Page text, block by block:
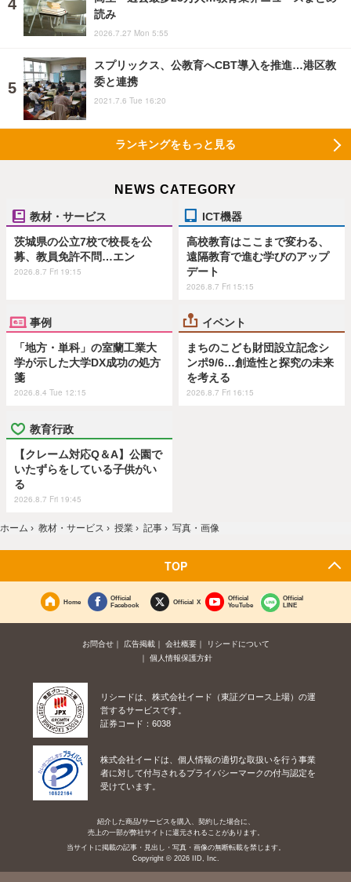
読み
2026.7.27 Mon 5:55
スプリックス、公教育へCBT導入を推進…港区教
委と連携
2021.7.6 Tue 16:20
ランキングをもっと見る
NEWS CATEGORY
教材・サービス
茨城県の公立7校で校長を公
募、教員免許不問…エン
2026.8.7 Fri 19:15
ICT機器
高校教育はここまで変わる、
遠隔教育で進む学びのアップ
デート
2026.8.7 Fri 15:15
事例
「地方・単科」の室蘭工業大
学が示した大学DX成功の処方
箋
2026.8.4 Tue 12:15
イベント
まちのこども財団設立記念シ
ンポ9/6…創造性と探究の未来
を考える
2026.8.7 Fri 16:15
教育行政
【クレーム対応Q＆A】公園で
いたずらをしている子供がい
る
2026.8.7 Fri 19:45
ホーム › 教材・サービス › 授業 › 記事 › 写真・画像
TOP
Home
Official
Facebook
Official X
Official
YouTube
Official
LINE
お問合せ 広告掲載 会社概要
リシードについて
個人情報保護方針
リシードは、株式会社イード（東証グロース上場）の運
営するサービスです。
証券コード：6038
株式会社イードは、個人情報の適切な取扱いを行う事業
者に対して付与されるプライバシーマークの付与認定を
受けています。
紹介した商品/サービスを購入、契約した場合に、
売上の一部が弊社サイトに還元されることがあります。
当サイトに掲載の記事・見出し・写真・画像の無断転載を禁じます。
Copyright © 2026 IID, Inc.